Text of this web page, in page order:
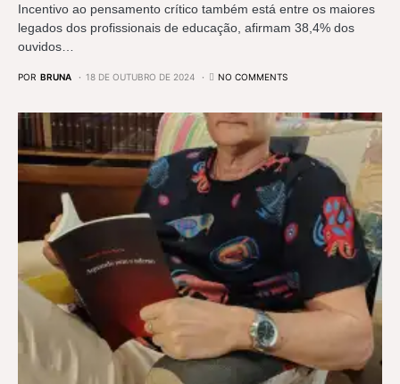
Incentivo ao pensamento crítico também está entre os maiores
legados dos profissionais de educação, afirmam 38,4% dos
ouvidos…
POR BRUNA 18 DE OUTUBRO DE 2024 NO COMMENTS